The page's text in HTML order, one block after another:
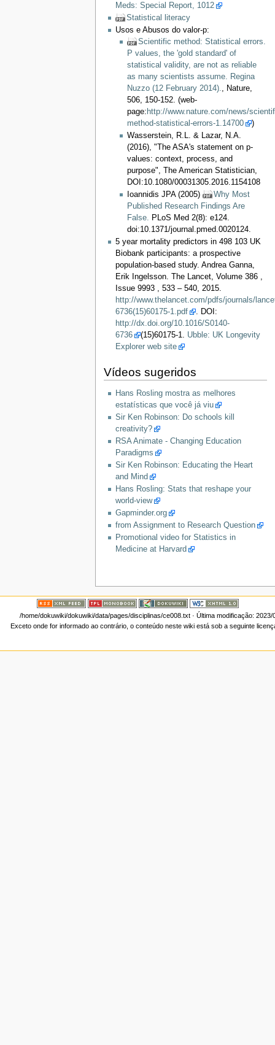
Meds: Special Report, 1012
Statistical literacy
Usos e Abusos do valor-p:
Scientific method: Statistical errors.
P values, the 'gold standard' of
statistical validity, are not as reliable
as many scientists assume. Regina
Nuzzo (12 February 2014).
, Nature,
506, 150-152. (web-
page: http://www.nature.com/news/
method-statistical-errors-1.14700
)
Wasserstein, R.L. & Lazar, N.A.
(2016), "The ASA's statement on p-
values: context, process, and
purpose", The American Statistician,
DOI:10.1080/00031305.2016.1154108
Ioannidis JPA (2005)
Why Most
Published Research Findings Are
False.
PLoS Med 2(8): e124.
doi:10.1371/journal.pmed.0020124.
5 year mortality predictors in 498 103 UK
Biobank participants: a prospective
population-based study. Andrea Ganna,
Erik Ingelsson. The Lancet, Volume 386 ,
Issue 9993 , 533 – 540, 2015.
http://www.thelancet.com/pdfs/journals/
6736(15)60175-1.pdf
. DOI:
http://dx.doi.org/10.1016/S0140-
6736
(15)60175-1. Ubble: UK Longevity
Explorer web site
Vídeos sugeridos
Hans Rosling mostra as melhores
estatísticas que você já viu
Sir Ken Robinson: Do schools kill
creativity?
RSA Animate - Changing Education
Paradigms
Sir Ken Robinson: Educating the Heart
and Mind
Hans Rosling: Stats that reshape your
world-view
Gapminder.org
from Assignment to Research Question
Promotional video for Statistics in
Medicine at Harvard
/home/dokuwiki/dokuwiki/data/pages/disciplinas/ce008.txt· Última modificação:
Exceto onde for informado ao contrário, o conteúdo neste wiki está sob a seguinte